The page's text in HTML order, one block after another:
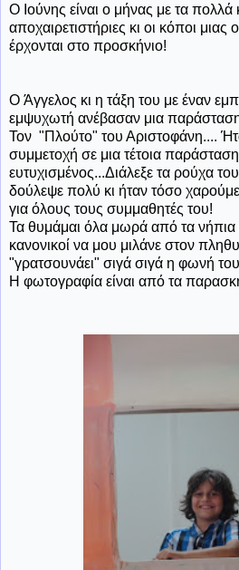
Ο Ιούνης είναι ο μήνας με τα πολλά
αποχαιρετιστήριες κι οι κόποι μιας
έρχονται στο προσκήνιο!
Ο Άγγελος κι η τάξη του με έναν
εμψυχωτή ανέβασαν μια
Τον "Πλούτο" του Αριστοφάνη....
συμμετοχή σε μια τέτοια
ευτυχισμένος...Διάλεξε τα ρούχα
δούλεψε πολύ κι ήταν τόσο
για όλους τους συμμαθητές του!
Τα θυμάμαι όλα μωρά από τα
κανονικοί να μου μιλάνε στον
"γρατσουνάει" σιγά σιγά η φωνή
Η φωτογραφία είναι από τα